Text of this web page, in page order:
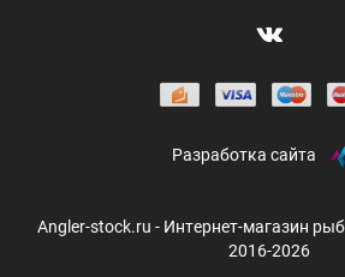
Разработка сайта
Angler-stock.ru - Интернет-магазин
2016-2026